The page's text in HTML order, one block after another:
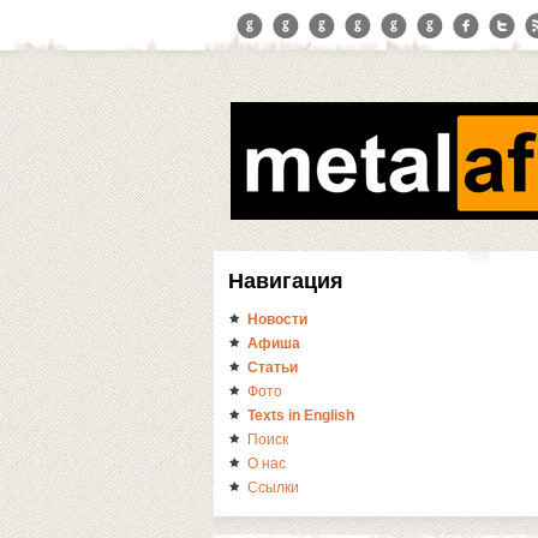
Навигация
Новости
Афиша
Статьи
Фото
Texts in English
Поиск
О нас
Ссылки